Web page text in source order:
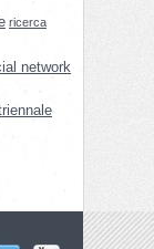
ricerca
network